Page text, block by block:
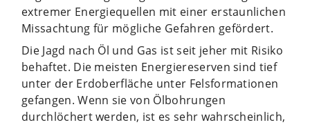
extremer Energiequellen mit einer erstaunlichen
Missachtung für mögliche Gefahren gefördert.
Die Jagd nach Öl und Gas ist seit jeher mit Risiko
behaftet. Die meisten Energiereserven sind tief
unter der Erdoberfläche unter Felsformationen
gefangen. Wenn sie von Ölbohrungen
durchlöchert werden, ist es sehr wahrscheinlich,